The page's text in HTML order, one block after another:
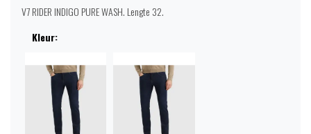
V7 RIDER INDIGO PURE WASH. Lengte 32.
Kleur: